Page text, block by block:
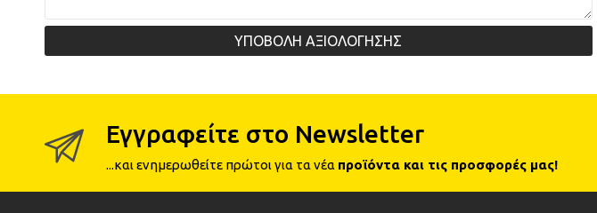
ΥΠΟΒΟΛΗ ΑΞΙΟΛΟΓΗΣΗΣ
Εγγραφείτε στο Newsletter
...και ενημερωθείτε πρώτοι για τα νέα προϊόντα και τις προσφορές μας!